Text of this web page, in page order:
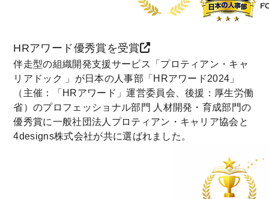
HRアワード優秀賞を受賞
伴走型の組織開発支援サービス「プロティアン・キャ
リアドック 」が日本の人事部「HRアワード2024」
（主催：「HRアワード」運営委員会、後援：厚生労働
省）のプロフェッショナル部門 人材開発・育成部門の
優秀賞に一般社団法人プロティアン・キャリア協会と
4designs株式会社が共に選ばれました。